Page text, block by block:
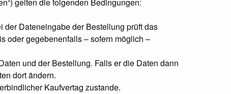
gelten die folgenden Bedingungen:
der Dateneingabe der Bestellung prüft das
oder gegebenenfalls – sofern möglich –
und der Bestellung. Falls er die Daten dann
dort ändern.
Kaufvertag zustande.